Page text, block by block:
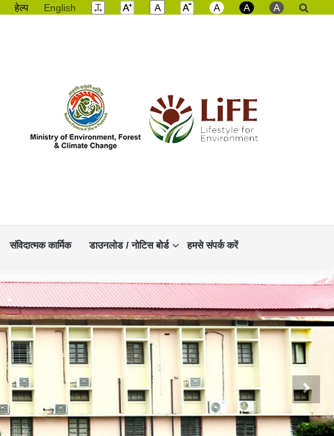
हेल्प English A A A A
संविदात्मक कार्मिक डाउनलोड / नोटिस बोर्ड हमसे संपर्क करें